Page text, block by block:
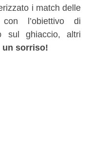
i match delle
l’obiettivo di
sul ghiaccio, altri
sorriso!